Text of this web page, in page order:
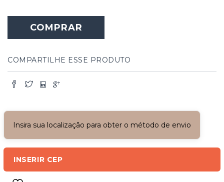
Ferro
Vidros
quantidade
COMPRAR
COMPARTILHE ESSE PRODUTO
Insira sua localização para obter o método de envio
INSERIR CEP